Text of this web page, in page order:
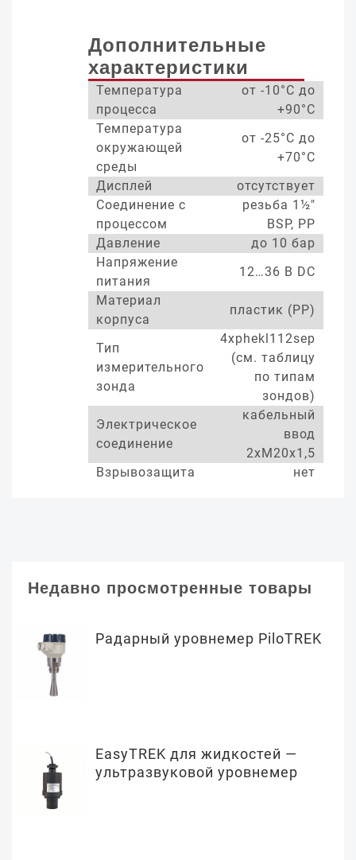
Дополнительные
характеристики
Температура
процесса
от -10°С до
+90°С
Температура
окружающей
среды
от -25°С до
+70°С
Дисплей
отсутствует
Соединение с
процессом
резьба 1½"
BSP, PP
Давление
до 10 бар
Напряжение
питания
12…36 В DC
Материал
корпуса
пластик (PP)
Тип
измерительного
зонда
4xphekl112sep
(см. таблицу
по типам
зондов)
Электрическое
соединение
кабельный
ввод
2хМ20х1,5
Взрывозащита
нет
Недавно просмотренные товары
Радарный уровнемер PiloTREK
EasyTREK для жидкостей —
ультразвуковой уровнемер